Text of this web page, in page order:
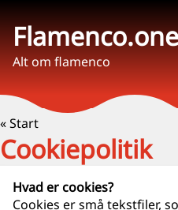
Flamenco.one
Alt om flamenco
« Start
Cookiepolitik
Hvad er cookies?
Cookies er små tekstfiler,